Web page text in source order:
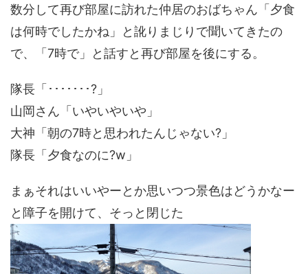
数分して再び部屋に訪れた仲居のおばちゃん「夕食
は何時でしたかね」と訛りまじりで聞いてきたの
で、「7時で」と話すと再び部屋を後にする。
隊長「･･･････?」
山岡さん「いやいやいや」
大神「朝の7時と思われたんじゃない?」
隊長「夕食なのに?w」
まぁそれはいいやーとか思いつつ景色はどうかなー
と障子を開けて、そっと閉じた